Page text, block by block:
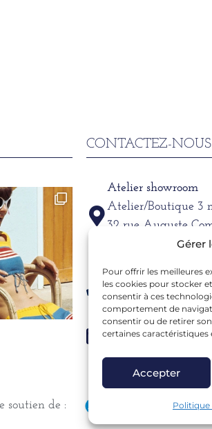
Gérer
Pour offrir les meilleures
les cookies pour stocker
consentir à ces
comportement de
consentir ou de retirer
certaines caractéristiques
Accepter
Politique
CONTACTEZ-NOUS
Atelier showroom
Atelier/Boutique 3
32 rue Auguste
69002 LYON
Téléphone
06 15 61 39 66
Mail
soutien de :